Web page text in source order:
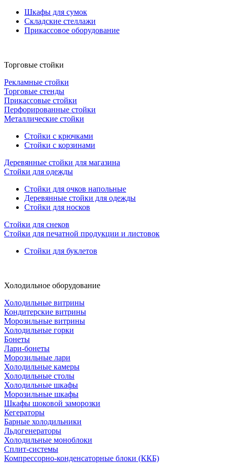
Шкафы для сумок
Складские стеллажи
Прикассовое оборудование
Торговые стойки
Рекламные стойки
Торговые стенды
Прикассовые стойки
Перфорированные стойки
Металлические стойки
Стойки с крючками
Стойки с корзинами
Деревянные стойки для магазина
Стойки для одежды
Стойки для очков напольные
Деревянные стойки для одежды
Стойки для носков
Стойки для снеков
Стойки для печатной продукции и листовок
Стойки для буклетов
Холодильное оборудование
Холодильные витрины
Кондитерские витрины
Морозильные витрины
Холодильные горки
Бонеты
Лари-бонеты
Морозильные лари
Холодильные камеры
Холодильные столы
Холодильные шкафы
Морозильные шкафы
Шкафы шоковой заморозки
Кегераторы
Барные холодильники
Льдогенераторы
Холодильные моноблоки
Сплит-системы
Компрессорно-конденсаторные блоки (ККБ)